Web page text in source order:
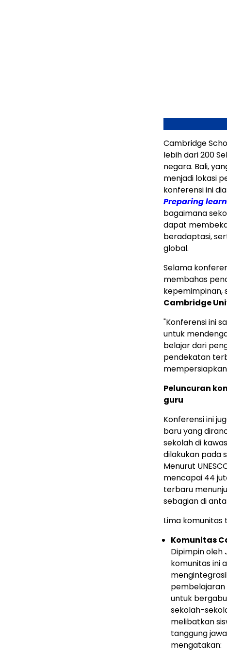
Cambridge
lebih dari 200
negara. Bali,
menjadi lokasi
konferensi ini
Preparing
bagaimana
dapat
beradaptasi,
global.
Selama
membahas
kepemimpinan,
Cambridge
"Konferensi ini
untuk
belajar dari
pendekatan
Peluncuran
guru
Konferensi ini
baru yang
sekolah di
dilakukan pada
Menurut
mencapai 44
terbaru
sebagian di
Lima komunitas
Komunitas
Dipimpin oleh
komunitas ini
untuk
sekolah-
melibatkan
tanggung
mengatakan: